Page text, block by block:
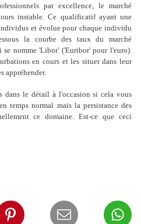
par excellence, le marché
instable. Ce qualificatif ayant une
et évolue pour chaque individu
la courbe des taux du marché
nomme 'Libor' ('Euribor' pour l'euro).
en cours et les situer dans leur
appréhender.
dans le détail à l'occasion si cela vous
temps normal mais la persistance des
ce domaine. Est-ce que ceci